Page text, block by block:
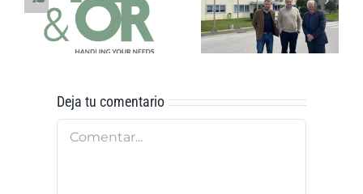
And&Or
adquiere
ICEBEL
Viaje a Través
de la
Innovación
Deja tu comentario
Comentar